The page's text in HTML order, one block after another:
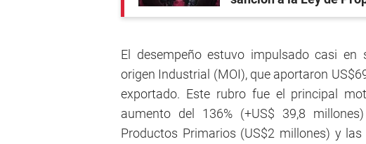
El desempeño estuvo impulsado casi
origen Industrial (MOI), que aportaron
exportado. Este rubro fue el principal
aumento del 136% (+US$ 39,8
Productos Primarios (US$2 millones) y